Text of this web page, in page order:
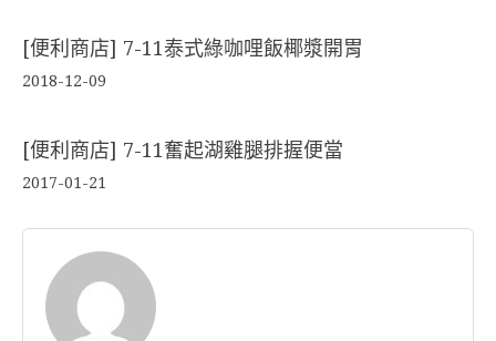
[便利商店] 7-11泰式綠咖哩飯椰漿開胃
2018-12-09
[便利商店] 7-11奮起湖雞腿排握便當
2017-01-21